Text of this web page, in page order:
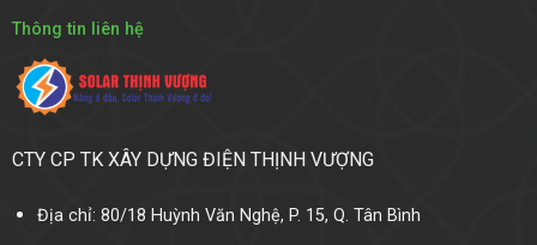
Thông tin liên hệ
CTY CP TK XÂY DỰNG ĐIỆN THỊNH VƯỢNG
Địa chỉ: 80/18 Huỳnh Văn Nghệ, P. 15, Q. Tân Bình